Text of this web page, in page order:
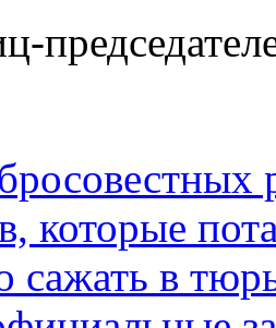
которые
сажать в